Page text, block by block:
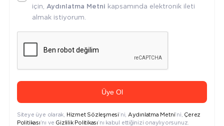
için, Aydınlatma Metni kapsamında elektronik ileti
almak istiyorum.
Üye Ol
Siteye üye olarak, Hizmet Sözleşmesi’ni, Aydınlatma Metni’ni, Çerez
Politikası’nı ve Gizlilik Politikası’nı kabul ettiğinizi onaylıyorsunuz.